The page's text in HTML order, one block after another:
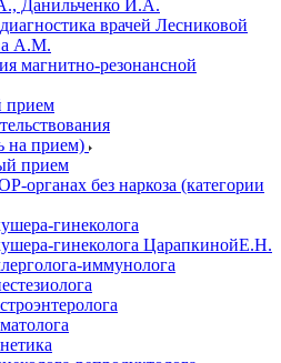
Данильченко И.А.
диагностика врачей Лесниковой
А.М.
магнитно-резонансной
прием
на прием)
прием
органах без наркоза (категории
гинеколога
гинеколога ЦарапкинойЕ.Н.
иммунолога